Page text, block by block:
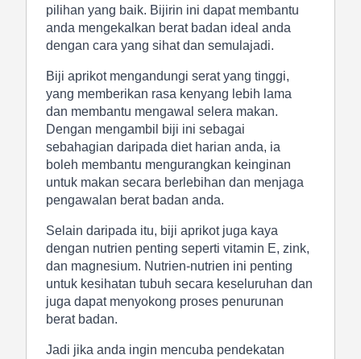
pilihan yang baik. Bijirin ini dapat membantu
anda mengekalkan berat badan ideal anda
dengan cara yang sihat dan semulajadi.
Biji aprikot mengandungi serat yang tinggi,
yang memberikan rasa kenyang lebih lama
dan membantu mengawal selera makan.
Dengan mengambil biji ini sebagai
sebahagian daripada diet harian anda, ia
boleh membantu mengurangkan keinginan
untuk makan secara berlebihan dan menjaga
pengawalan berat badan anda.
Selain daripada itu, biji aprikot juga kaya
dengan nutrien penting seperti vitamin E, zink,
dan magnesium. Nutrien-nutrien ini penting
untuk kesihatan tubuh secara keseluruhan dan
juga dapat menyokong proses penurunan
berat badan.
Jadi jika anda ingin mencuba pendekatan